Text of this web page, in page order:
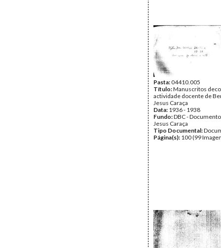
Pasta:04410.005
Título:Manuscritos
actividade docente de
Jesus Caraça
Data: 1936 - 1938
Fundo:DBC -
Jesus Caraça
Tipo Documental:
Página(s): 100 (99